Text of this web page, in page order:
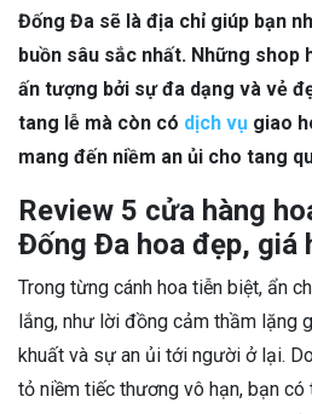
Đống Đa sẽ là địa chỉ giúp bạn
buồn sâu sắc nhất. Những shop
ấn tượng bởi sự đa dạng và vẻ
tang lễ mà còn có dịch vụ giao
mang đến niềm an ủi cho tang
Review 5 cửa hàng
Đống Đa hoa đẹp, giá
Trong từng cánh hoa tiễn biệt, ẩn
lắng, như lời đồng cảm thầm lặng
khuất và sự an ủi tới người ở lại.
tỏ niềm tiếc thương vô hạn, bạn